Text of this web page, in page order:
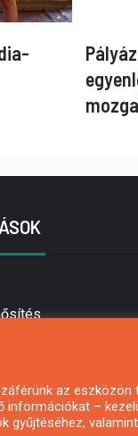
az
információkat –
gyűjtéséhez,